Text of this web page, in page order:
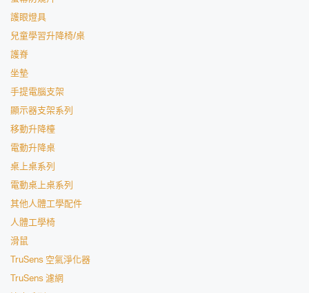
護眼燈具
兒童學習升降椅/桌
護脊
坐墊
手提電腦支架
顯示器支架系列
移動升降檯
電動升降桌
桌上桌系列
電動桌上桌系列
其他人體工學配件
人體工學椅
滑鼠
TruSens 空氣淨化器
TruSens 濾網